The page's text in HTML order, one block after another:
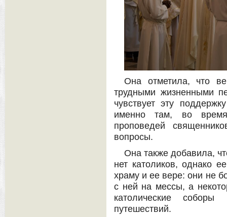
Она отметила, что
трудными жизненными
чувствует эту
именно там, во
проповедей
вопросы.
Она также добавила,
нет католиков, однако
храму и ее вере: они не
с ней на мессы, а
католические
путешествий.